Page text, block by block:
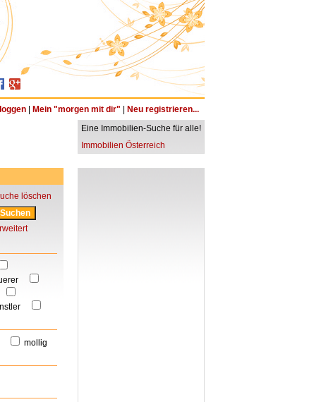
Mein "morgen mit dir" Neu registrieren...
löschen
mollig
Eine Immobilien-Suche für alle!
Immobilien Österreich